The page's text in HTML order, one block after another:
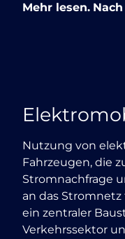
Mehr lesen.
Nutzung von
Fahrzeugen, die
Stromnachfrage
an das
ein zentraler
Verkehrssektor